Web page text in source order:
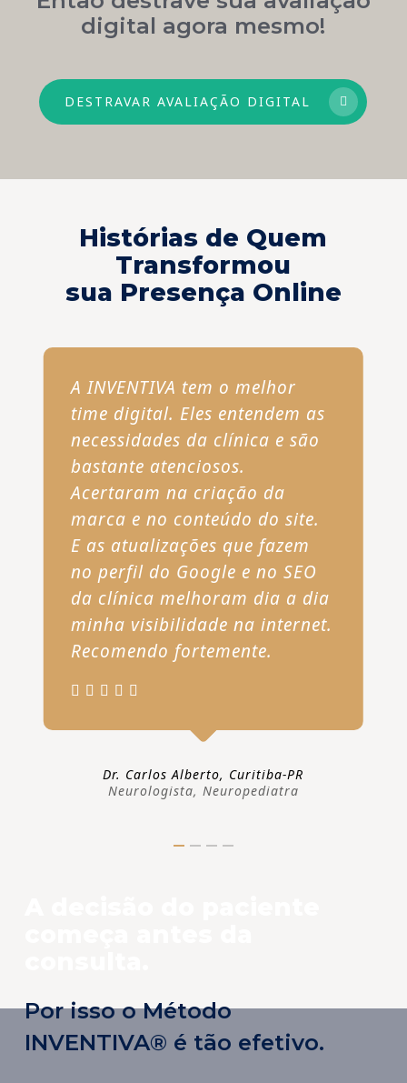
digital agora mesmo!
DESTRAVAR AVALIAÇÃO DIGITAL
Histórias de Quem
Transformou
sua Presença Online
A INVENTIVA tem o melhor
time digital. Eles entendem as
necessidades da clínica e são
bastante atenciosos.
Acertaram na criação da
marca e no conteúdo do site.
E as atualizações que fazem
no perfil do Google e no SEO
da clínica melhoram dia a dia
minha visibilidade na internet.
Recomendo fortemente.
Dr. Carlos Alberto, Curitiba-PR
Neurologista, Neuropediatra
Por isso o Método
INVENTIVA® é tão efetivo.